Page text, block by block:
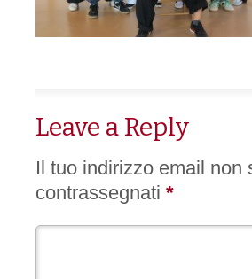
Leave a Reply
Il tuo indirizzo email non
contrassegnati *